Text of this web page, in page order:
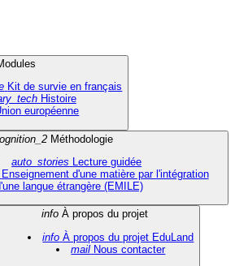
Kit de survie en français
Histoire
européenne
Méthodologie
auto_stories
Lecture guidée
Enseignement d'une matière par l'intégration
langue étrangère (EMILE)
infoÀ propos du projet
info À propos du projet EduLand
mail Nous contacter